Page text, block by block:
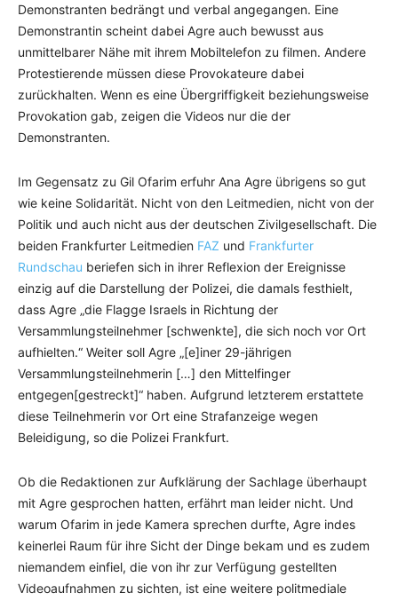
Demonstranten bedrängt und verbal angegangen. Eine
Demonstrantin scheint dabei Agre auch bewusst aus
unmittelbarer Nähe mit ihrem Mobiltelefon zu filmen. Andere
Protestierende müssen diese Provokateure dabei
zurückhalten. Wenn es eine Übergriffigkeit beziehungsweise
Provokation gab, zeigen die Videos nur die der
Demonstranten.
Im Gegensatz zu Gil Ofarim erfuhr Ana Agre übrigens so gut
wie keine Solidarität. Nicht von den Leitmedien, nicht von der
Politik und auch nicht aus der deutschen Zivilgesellschaft. Die
beiden Frankfurter Leitmedien FAZ und Frankfurter
Rundschau beriefen sich in ihrer Reflexion der Ereignisse
einzig auf die Darstellung der Polizei, die damals festhielt,
dass Agre „die Flagge Israels in Richtung der
Versammlungsteilnehmer [schwenkte], die sich noch vor Ort
aufhielten.“ Weiter soll Agre „[e]iner 29-jährigen
Versammlungsteilnehmerin […] den Mittelfinger
entgegen[gestreckt]“ haben. Aufgrund letzterem erstattete
diese Teilnehmerin vor Ort eine Strafanzeige wegen
Beleidigung, so die Polizei Frankfurt.
Ob die Redaktionen zur Aufklärung der Sachlage überhaupt
mit Agre gesprochen hatten, erfährt man leider nicht. Und
warum Ofarim in jede Kamera sprechen durfte, Agre indes
keinerlei Raum für ihre Sicht der Dinge bekam und es zudem
niemandem einfiel, die von ihr zur Verfügung gestellten
Videoaufnahmen zu sichten, ist eine weitere politmediale